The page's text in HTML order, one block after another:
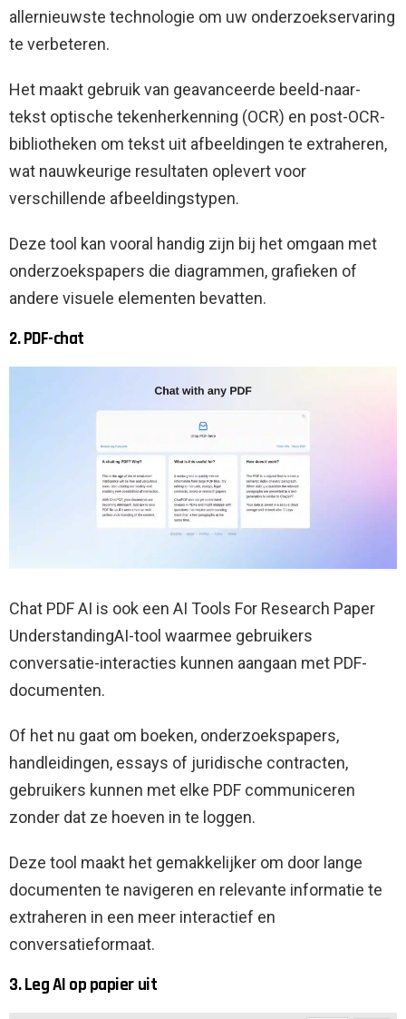
allernieuwste technologie om uw onderzoekservaring
te verbeteren.
Het maakt gebruik van geavanceerde beeld-naar-
tekst optische tekenherkenning (OCR) en post-OCR-
bibliotheken om tekst uit afbeeldingen te extraheren,
wat nauwkeurige resultaten oplevert voor
verschillende afbeeldingstypen.
Deze tool kan vooral handig zijn bij het omgaan met
onderzoekspapers die diagrammen, grafieken of
andere visuele elementen bevatten.
2. PDF-chat
Chat PDF AI is ook een AI Tools For Research Paper
UnderstandingAI-tool waarmee gebruikers
conversatie-interacties kunnen aangaan met PDF-
documenten.
Of het nu gaat om boeken, onderzoekspapers,
handleidingen, essays of juridische contracten,
gebruikers kunnen met elke PDF communiceren
zonder dat ze hoeven in te loggen.
Deze tool maakt het gemakkelijker om door lange
documenten te navigeren en relevante informatie te
extraheren in een meer interactief en
conversatieformaat.
3. Leg AI op papier uit